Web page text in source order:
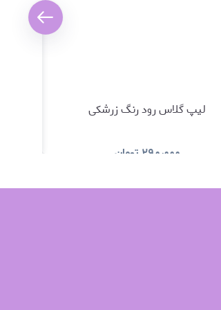
لیپ گلاس رود رنگ زرشکی
۲۹۰٫۰۰۰ تومان